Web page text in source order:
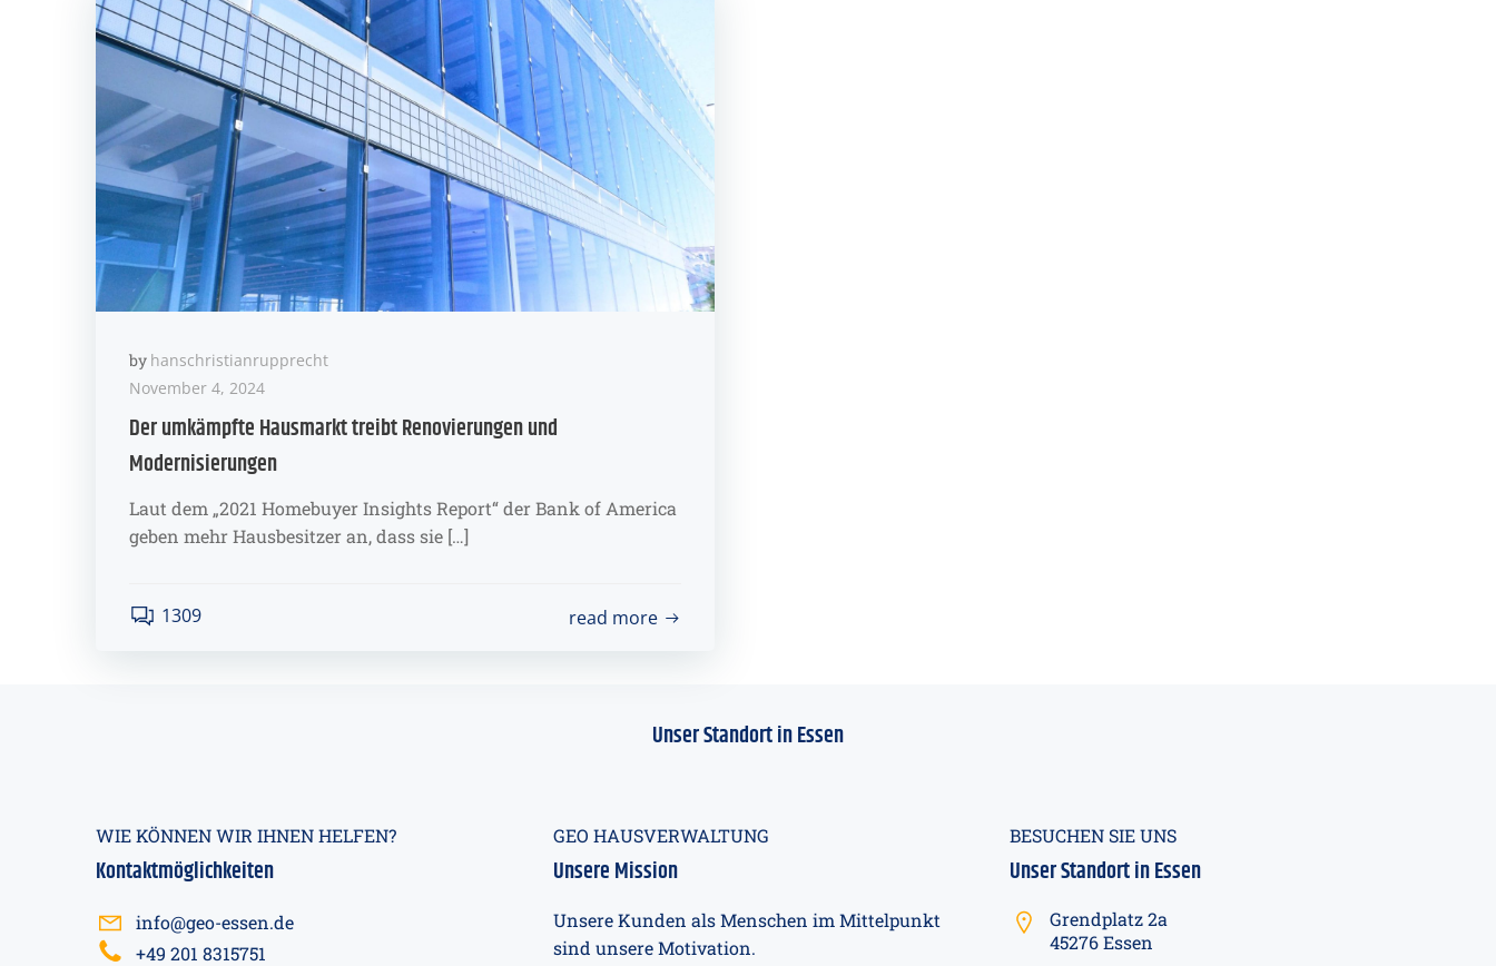
by hanschristianrupprecht
November 4, 2024
Der umkämpfte Hausmarkt treibt Renovierungen und
Modernisierungen
Laut dem „2021 Homebuyer Insights Report“ der Bank of America
geben mehr Hausbesitzer an, dass sie […]
1309 read more
Unser Standort in Essen
WIE KÖNNEN WIR IHNEN HELFEN?
Kontaktmöglichkeiten
info@geo-essen.de
+49 201 8315751
GEO HAUSVERWALTUNG
Unsere Mission
Unsere Kunden als Menschen im Mittelpunkt
sind unsere Motivation.
BESUCHEN SIE UNS
Unser Standort in Essen
Grendplatz 2a
45276 Essen